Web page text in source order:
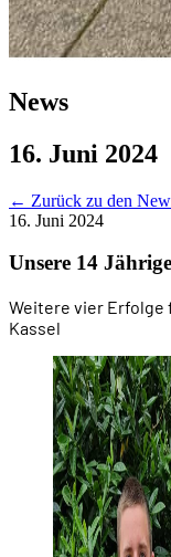
News
16. Juni 2024
← Zurück zu den
16. Juni 2024
Unsere 14
Weitere vier Erfolge
Kassel